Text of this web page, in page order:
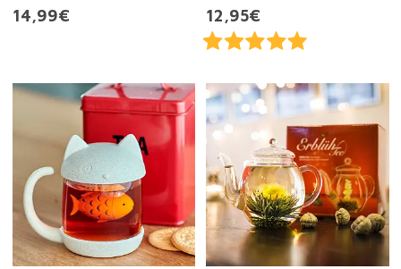
14,99€
12,95€